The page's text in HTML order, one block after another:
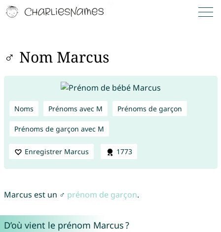
♂ Nom Marcus
Noms Prénoms avec M Prénoms de garçon
Prénoms de garçon avec M
Enregistrer Marcus 1773
Marcus est un ♂ prénom de garçon.
D’où vient le prénom Marcus ?